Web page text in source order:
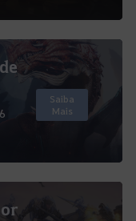
Saiba
Mais